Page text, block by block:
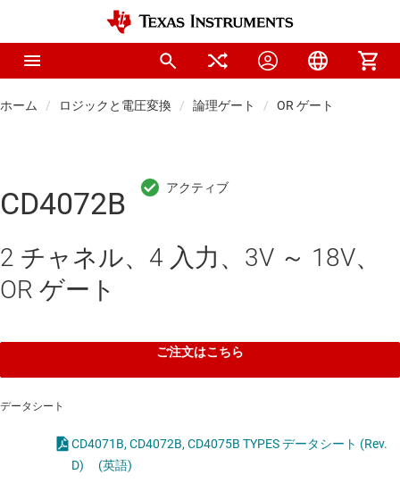
ホーム ロジックと電圧変換 論理ゲート OR ゲート
CD4072B
2 チャネル、4 入力、3V ～ 18V、
OR ゲート
ご注文はこちら
データシート
CD4071B, CD4072B, CD4075B TYPES データシート (Rev.
D)
(英語)